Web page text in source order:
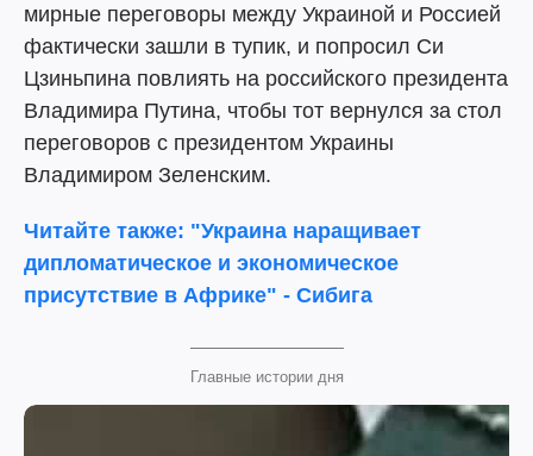
мирные переговоры между Украиной и Россией
фактически зашли в тупик, и попросил Си
Цзиньпина повлиять на российского президента
Владимира Путина, чтобы тот вернулся за стол
переговоров с президентом Украины
Владимиром Зеленским.
Читайте также: "Украина наращивает
дипломатическое и экономическое
присутствие в Африке" - Сибига
Главные истории дня